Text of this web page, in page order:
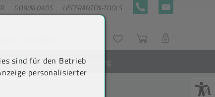
DOWNLOADS LIEFERANTEN-TOOLS +43 5576 7177 818
WunschlisteWarenkorb
LOGIN
Newsletter-Anmeldung
sind für den Betrieb
personalisierter